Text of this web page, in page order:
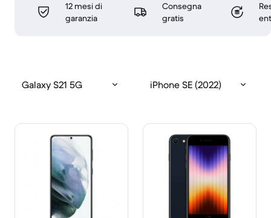
12 mesi di
garanzia
Consegna
gratis
Galaxy S21 5G iPhone SE (2022)